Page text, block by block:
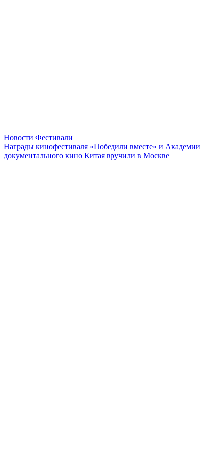
Новости Фестивали
Награды кинофестиваля «Победили вместе» и Академии
документального кино Китая вручили в Москве